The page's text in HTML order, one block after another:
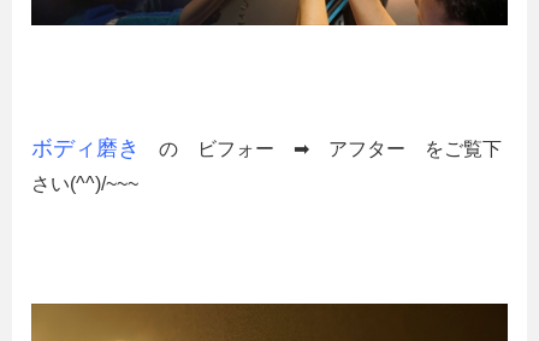
ボディ磨き
の ビフォー ➡ アフター をご覧下
さい(^^)/~~~